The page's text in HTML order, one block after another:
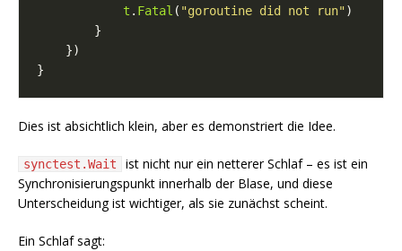
t . Fatal ( "goroutine did not run"
Dies ist absichtlich klein, aber es demonstriert die Idee.
synctest.Wait
ist nicht nur ein netterer Schlaf – es ist ein
Synchronisierungspunkt innerhalb der Blase, und diese
Unterscheidung ist wichtiger, als sie zunächst scheint.
Ein Schlaf sagt: